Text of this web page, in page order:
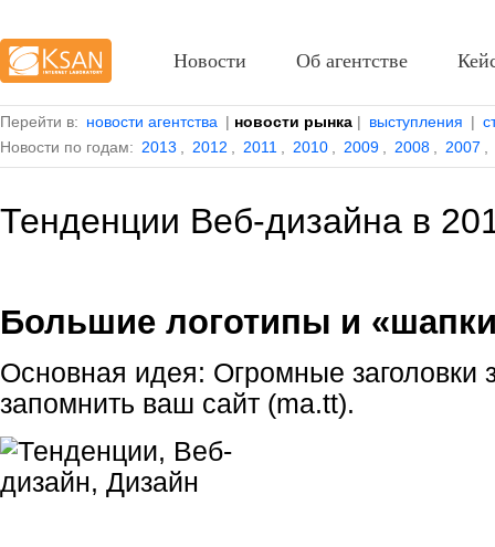
Перейти в: новости агентства | новости рынка | выступления |
Новости по годам: 2013 2012 2011 2010 2009 2008 2007
Тенденции Веб-дизайна в
Большие логотипы и
Основная идея: Огромные заголовки
запомнить ваш сайт (ma.tt).
Новости Об агентстве